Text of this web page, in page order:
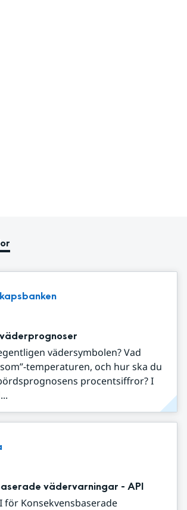
vädersymbolen? Vad
temperaturen, och hur ska du
procentsiffror? I
vädervarningar - API
för Konsekvensbaserade